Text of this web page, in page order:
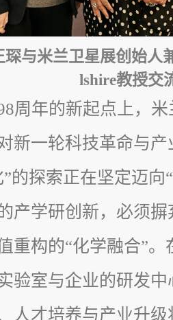
琛与米兰卫星展创始
lshire教授交
周年的新起点上，
新一轮科技革命与
的探索正在坚定迈向
产学研创新，必须
重构的“化学融合”
验室与企业的研发
人才培养与产业升